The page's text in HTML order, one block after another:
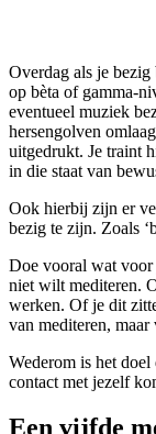
Overdag als je bezig
op bèta of gamma-
eventueel muziek
hersengolven
uitgedrukt. Je traint
in die staat van
Ook hierbij zijn er
bezig te zijn. Zoals
Doe vooral wat
niet wilt mediteren.
werken. Of je dit
van mediteren,
Wederom is het
contact met jezelf
Een vijfde